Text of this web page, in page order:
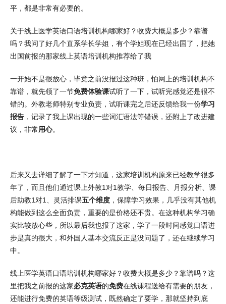
平，都是非常有必要的。
关于线上医学英语口语培训机构哪家好？收费大概是多少？靠谱
吗？我问了好几个直系学长学姐，有个学姐现在已经出国了，把她
出国前报的那家线上英语培训机构推荐给了我
一开始不是很放心，毕竟之前没报过这种班，怕网上的培训机构不
靠谱，就先领了一节免费体验课试听了一下，试听完感觉还是很不
错的。外教老师特别专业负责，试听课完之后还反馈给我一份学习
报告 ，记录了我上课出现的一些词汇语法等错误，还附上了改进建
议，非常用心。
后来又去详细了解了一下才知道，这家培训机构原来已经教学很多
年了，而且他们通过课上外教1对1教学、每日报告、月报分析、课
后助教1对1、灵活排课五个维度 ，保障学习效果，几乎没有其他机
构能做到这么全面负责，重要的是价格还不贵。在这种机构学习确
实比较放心些，所以最后我也报了这家，学了一段时间感觉口语进
步是真的很大，和外国人基本交流反正是没问题了，还在继续学习
中。
线上医学英语口语培训机构哪家好？收费大概是多少？靠谱吗？这
里把我之前报的这家必克英语的免费在线课程送给有需要的朋友，
还能进行免费的英语等级测试，既然确定了要学，那就坚持到底